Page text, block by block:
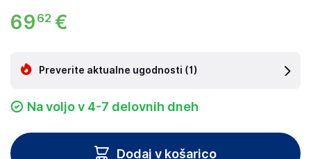
69 62 €
Preverite aktualne ugodnosti (1)
Na voljo v 4-7 delovnih dneh
Dodaj v košarico